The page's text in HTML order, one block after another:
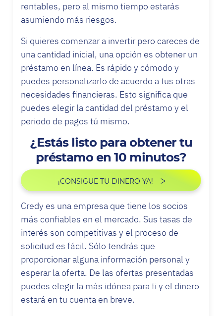
rentables, pero al mismo tiempo estarás
asumiendo más riesgos.
Si quieres comenzar a invertir pero careces de
una cantidad inicial, una opción es obtener un
préstamo en línea. Es rápido y cómodo y
puedes personalizarlo de acuerdo a tus otras
necesidades financieras. Esto significa que
puedes elegir la cantidad del préstamo y el
periodo de pagos tú mismo.
¿Estás listo para obtener tu
préstamo en 10 minutos?
¡CONSIGUE TU DINERO YA!
Credy es una empresa que tiene los socios
más confiables en el mercado. Sus tasas de
interés son competitivas y el proceso de
solicitud es fácil. Sólo tendrás que
proporcionar alguna información personal y
esperar la oferta. De las ofertas presentadas
puedes elegir la más idónea para ti y el dinero
estará en tu cuenta en breve.